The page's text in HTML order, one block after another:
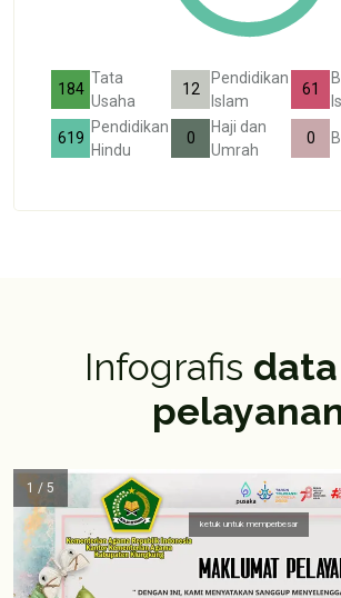
184
Tata
Usaha
12
Pendidikan
Islam
61
619
Pendidikan
Hindu
0
Haji dan
Umrah
0
Infografis data
1 / 5
ketuk untuk memperbesar